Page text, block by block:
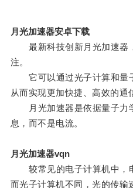
月光加速器安卓下载
最新科技创新月光加速器
注。
它可以通过光子计算和量
从而实现更加快捷、高效的通
月光加速器是依据量子力
息，而不是电流。
月光加速器vqn
较常见的电子计算机中，
而光子计算机不同，光的传输